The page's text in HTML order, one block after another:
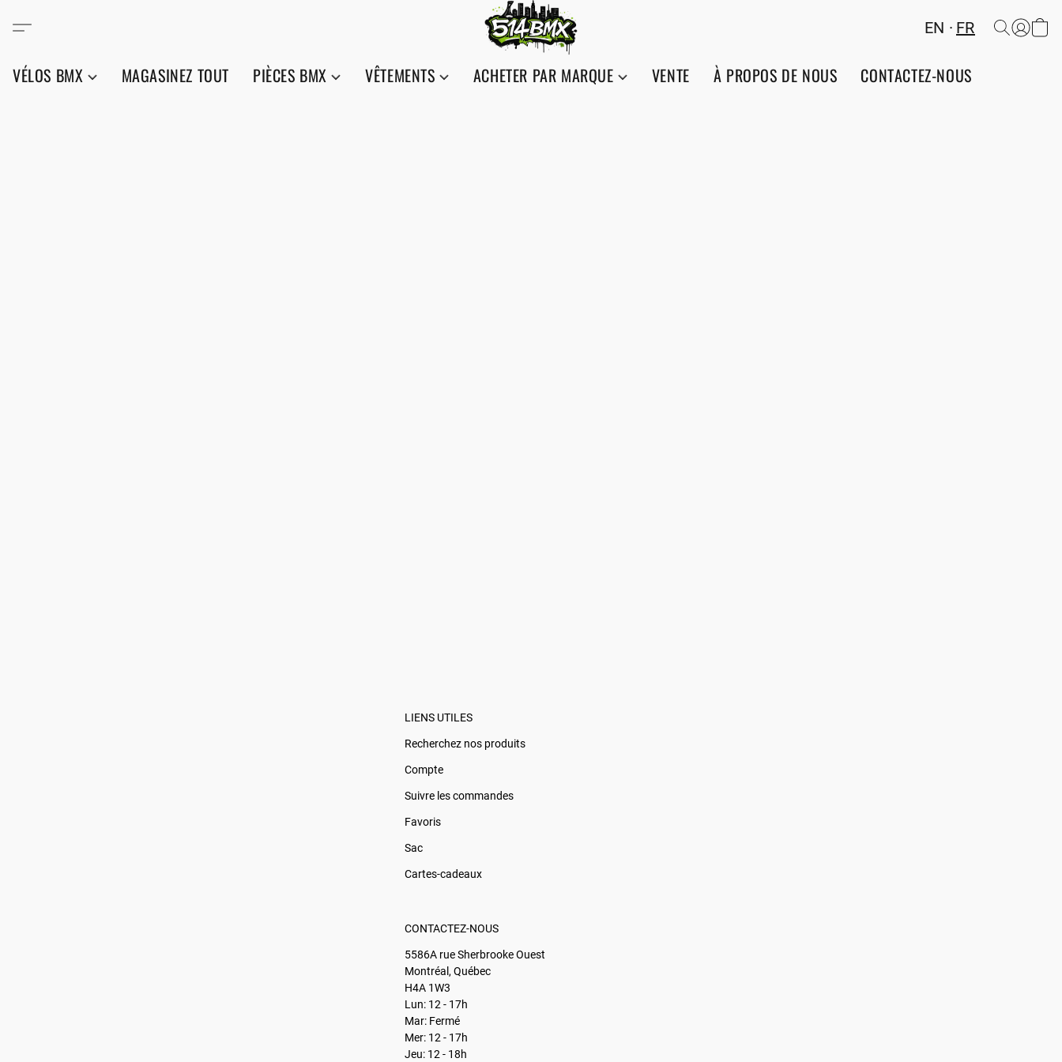
EN FR
VÉLOS BMX MAGASINEZ TOUT PIÈCES BMX VÊTEMENTS ACHETER PAR MARQUE VENTE À PROPOS DE NOUS CONTACTEZ-NOUS
LIENS UTILES
Recherchez nos produits
Compte
Suivre les commandes
Favoris
Sac
Cartes-cadeaux
CONTACTEZ-NOUS
5586A rue Sherbrooke Ouest
Montréal, Québec
H4A 1W3
Lun: 12 - 17h
Mar: Fermé
Mer: 12 - 17h
Jeu: 12 - 18h